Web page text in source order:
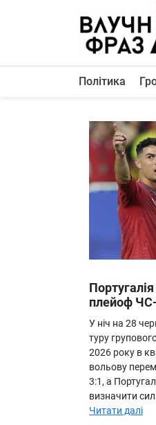
Політика
Життя
Людина
Про нас
Політика
плейоф ЧС-
У ніч на 28
туру
2026 року в
вольову
3:1, а
визначити
Читати далі